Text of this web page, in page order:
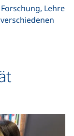
Lehre